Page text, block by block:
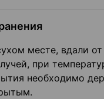
месте, вдали
при
необходимо